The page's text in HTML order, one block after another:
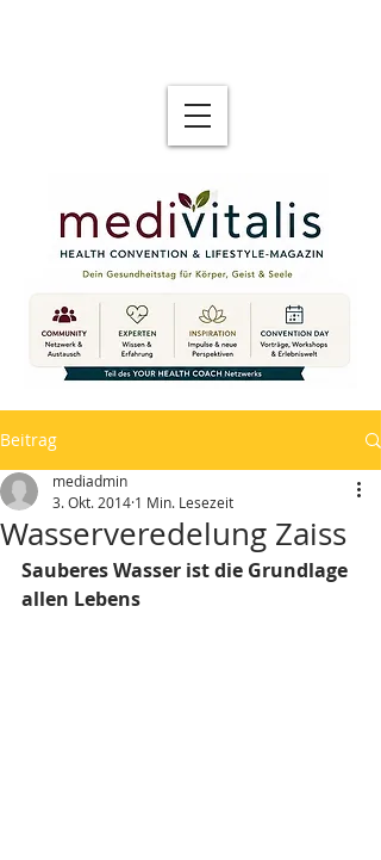
Beitrag
Wasserveredelung Zaiss
mediadmin
3. Okt. 2014 1 Min. Lesezeit
Sauberes Wasser ist die Grundlage
allen Lebens